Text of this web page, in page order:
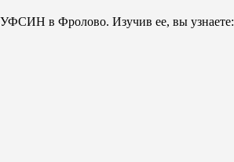
УФСИН в Фролово. Изучив ее, вы узнаете: